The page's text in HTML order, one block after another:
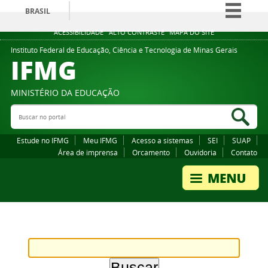
ACESSIBILIDADE ALTO CONTRASTE MAPA DO SITE
BRASIL
Simplifique!
Comunica BR
Legislação
Instituto Federal de Educação, Ciência e Tecnologia de Minas Gerais
IFMG
MINISTÉRIO DA EDUCAÇÃO
Buscar no portal
Estude no IFMG Meu IFMG Acesso a sistemas SEI
SUAP
Área de imprensa
Orcamento Ouvidoria Contato